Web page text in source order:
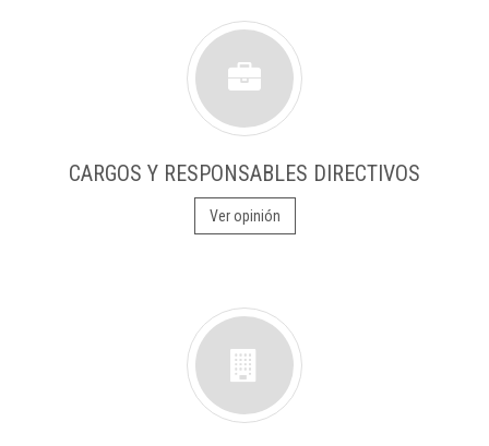
CARGOS Y RESPONSABLES DIRECTIVOS
Ver opinión